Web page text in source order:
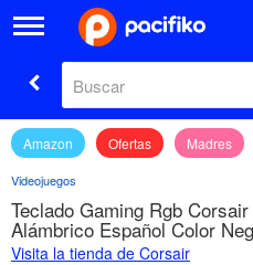
Amazon Ofertas Madres
Videojuegos
Teclado Gaming Rgb
Alámbrico Español Color
Visita la tienda de Corsair